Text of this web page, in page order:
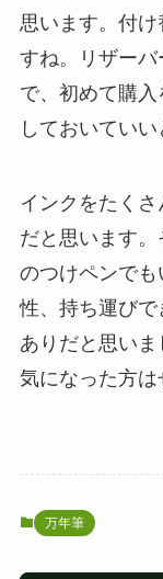
思います。付
すね。リザー
で、初めて購
しておいていい
インクをたく
だと思います
のつけペンでも
性、持ち運び
ありだと思いま
気になった方は
万年筆